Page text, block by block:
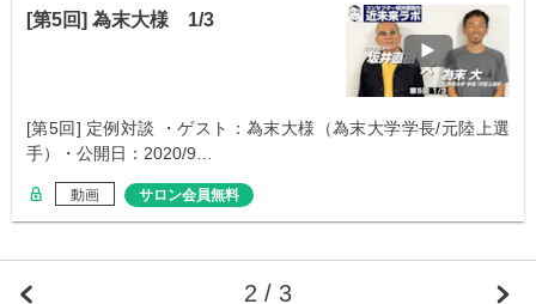
[第5回] 為末大様 1/3
[第5回] 定例対談 ・ゲスト：為末大様（為末大学学長/元陸上選
手）・公開日：2020/9…
動画 サロン会員無料
2 / 3